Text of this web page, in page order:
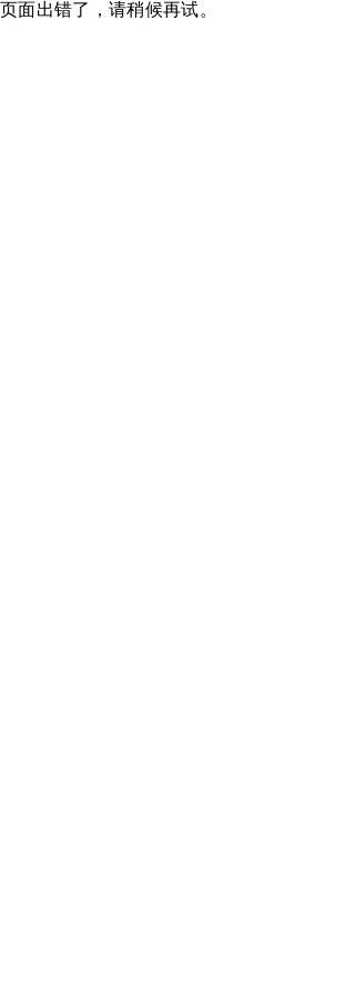
页面出错了，请稍候再试。